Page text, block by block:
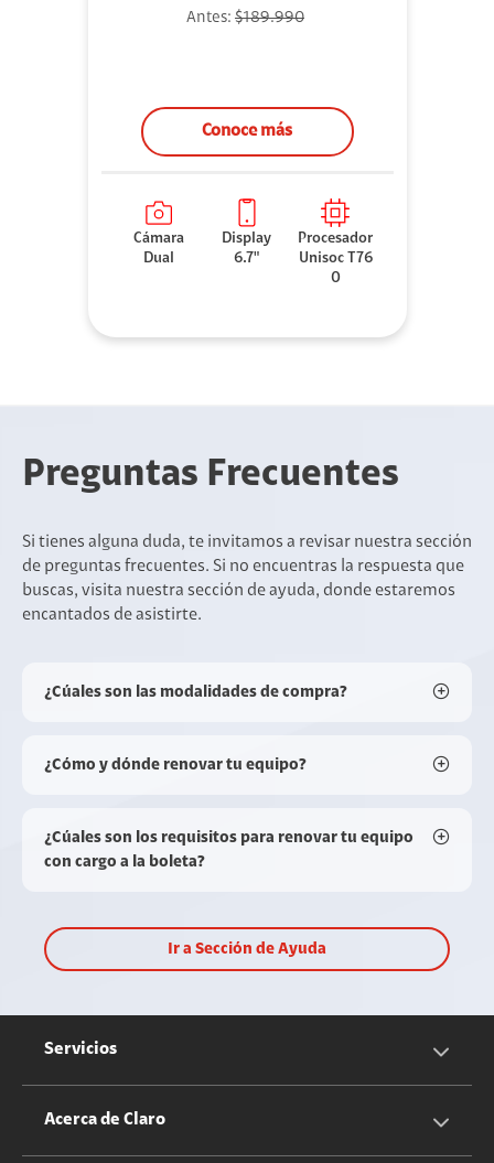
Antes: $189.990
Conoce más
Cámara
Dual
Display
6.7"
Procesador
Unisoc T76
0
Preguntas Frecuentes
Si tienes alguna duda, te invitamos a revisar nuestra sección
de preguntas frecuentes. Si no encuentras la respuesta que
buscas, visita nuestra sección de ayuda, donde estaremos
encantados de asistirte.
¿Cúales son las modalidades de compra?
¿Cómo y dónde renovar tu equipo?
¿Cúales son los requisitos para renovar tu equipo
con cargo a la boleta?
Ir a Sección de Ayuda
Servicios
Servicios Móviles
Acerca de Claro